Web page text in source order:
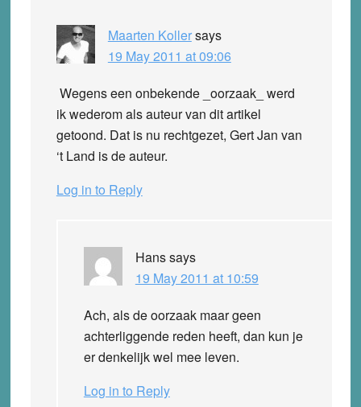
Maarten Kollersays
19 May 2011 at 09:06
Wegens een onbekende _oorzaak_ werd
ik wederom als auteur van dit artikel
getoond. Dat is nu rechtgezet, Gert Jan van
‘t Land is de auteur.
Log in to Reply
Hanssays
19 May 2011 at 10:59
Ach, als de oorzaak maar geen
achterliggende reden heeft, dan kun je
er denkelijk wel mee leven.
Log in to Reply